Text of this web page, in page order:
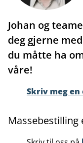
Johan og
deg gjerne
du måtte ha
våre!
Skriv meg en